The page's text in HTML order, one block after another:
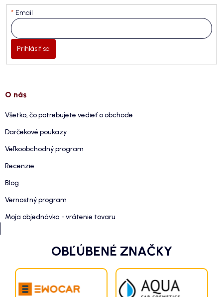
Email
Prihlásiť sa
O nás
Všetko, čo potrebujete vedieť o obchode
Darčekové poukazy
Veľkoobchodný program
Recenzie
Blog
Vernostný program
Moja objednávka - vrátenie tovaru
OBĽÚBENÉ ZNAČKY